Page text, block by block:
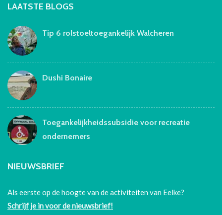
LAATSTE BLOGS
Tip 6 rolstoeltoegankelijk Walcheren
Dushi Bonaire
Toegankelijkheidssubsidie voor recreatie
ondernemers
NIEUWSBRIEF
Als eerste op de hoogte van de activiteiten van Eelke?
Schrijf je in voor de nieuwsbrief!